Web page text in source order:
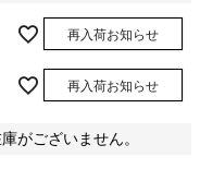
再入荷お知らせ
再入荷お知らせ
がございません。